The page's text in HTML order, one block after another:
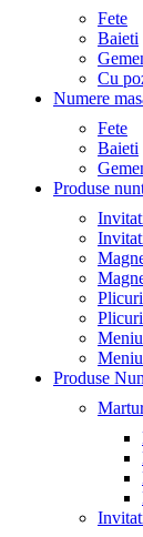
Fete
Baieti
Cu
Numere
Fete
Baieti
Produse
Produse